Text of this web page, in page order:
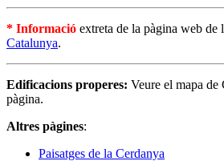
* Informació extreta de la pàgina web de
Catalunya.
Edificacions properes: Veure el mapa de
pàgina.
Altres pàgines:
Paisatges de la Cerdanya